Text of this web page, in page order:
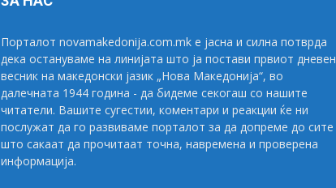
Порталот novamakedonija.com.mk е јасна и силна потврда
дека остануваме на линијата што ја постави првиот дневен
весник на македонски јазик „Нова Македонија“, во
далечната 1944 година - да бидеме секогаш со нашите
читатели. Вашите сугестии, коментари и реакции ќе ни
послужат да го развиваме порталот за да допреме до сите
што сакаат да прочитаат точна, навремена и проверена
информација.